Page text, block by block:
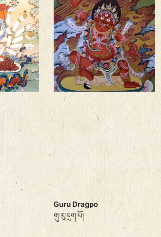
Guru Dragpo
གུ་རུ་དྲག་པོ།